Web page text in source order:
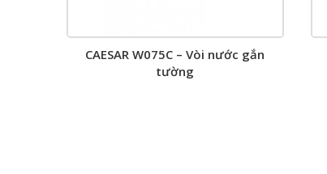
CAESAR W075C – Vòi nước gắn
tường